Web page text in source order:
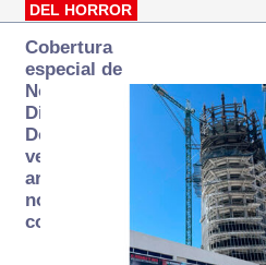
DEL HORROR
Cobertura
especial de
Norte
Digital:
Donde la
verdad
arde… pero
no se
consume